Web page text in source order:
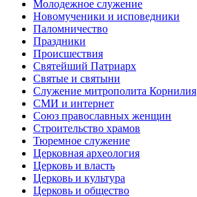
Молодежное служение
Новомученики и исповедники
Паломничество
Праздники
Происшествия
Святейший Патриарх
Святые и святыни
Служение митрополита Корнилия
СМИ и интернет
Союз православных женщин
Строительство храмов
Тюремное служение
Церковная археология
Церковь и власть
Церковь и культура
Церковь и общество